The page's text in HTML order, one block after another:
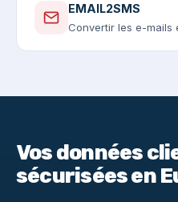
EMAIL2SMS
Convertir les e-mails
Vos données
sécurisées en